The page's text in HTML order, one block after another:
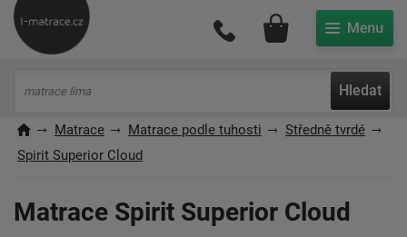
Hledat
Můj účet
Matrace Matrace podle tuhosti
Středně tvrdé
Spirit Superior Cloud
Matrace Spirit Superior Cloud